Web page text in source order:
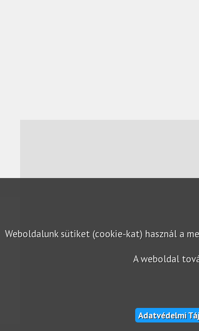
Weboldalunk sütiket (cookie-kat) használ a
A weboldal
Adatvédelmi